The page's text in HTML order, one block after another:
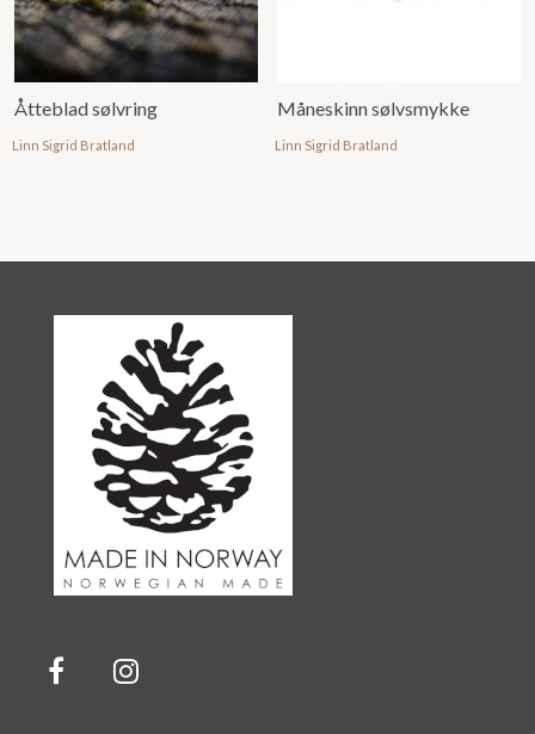
Åtteblad sølvring
Linn Sigrid Bratland
Måneskinn sølvsmykke
Linn Sigrid Bratland